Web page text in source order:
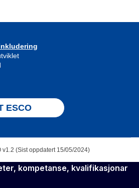
ESCO
(Sist oppdatert 15/05/2024)
kompetanse, kvalifikasjonar